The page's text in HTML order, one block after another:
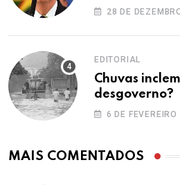
28 DE
EDITORIAL
Chuvas
desgoverno?
6 DE
MAIS COMENTADOS